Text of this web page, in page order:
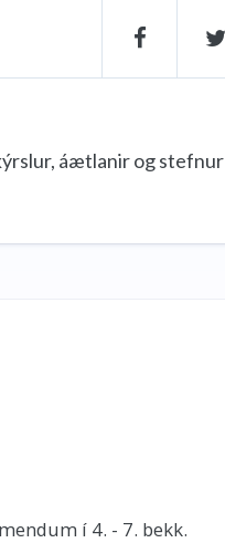
áætlanir og stefnur
í 4. - 7. bekk.